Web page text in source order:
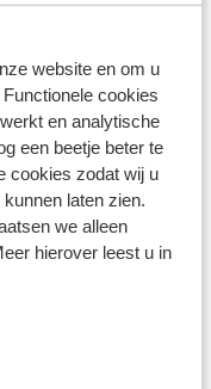
website en om u
cookies
en analytische
een beetje beter te
cookies zodat wij u
laten zien.
we alleen
hierover leest u in
zu sorgen.
des Hundes
mit
kann.
einen
Ihren